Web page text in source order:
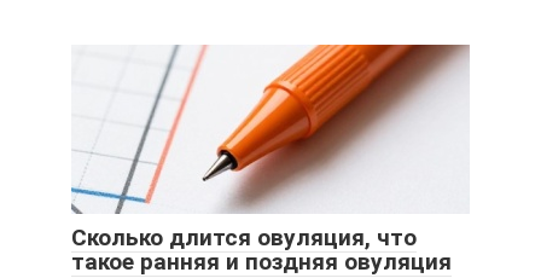
Сколько длится овуляция, что
такое ранняя и поздняя овуляция